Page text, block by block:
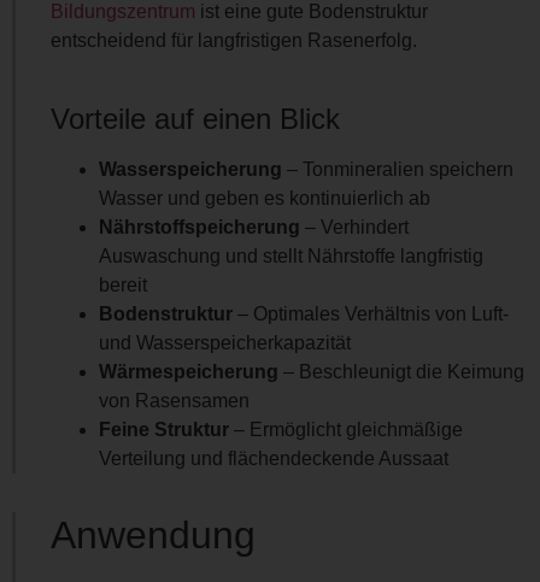
Bildungszentrum ist eine gute Bodenstruktur
entscheidend für langfristigen Rasenerfolg.
Vorteile auf einen Blick
Wasserspeicherung – Tonmineralien speichern
Wasser und geben es kontinuierlich ab
Nährstoffspeicherung – Verhindert
Auswaschung und stellt Nährstoffe langfristig
bereit
Bodenstruktur– Optimales Verhältnis von Luft-
und Wasserspeicherkapazität
Wärmespeicherung – Beschleunigt die Keimung
von Rasensamen
Feine Struktur– Ermöglicht gleichmäßige
Verteilung und flächendeckende Aussaat
Anwendung